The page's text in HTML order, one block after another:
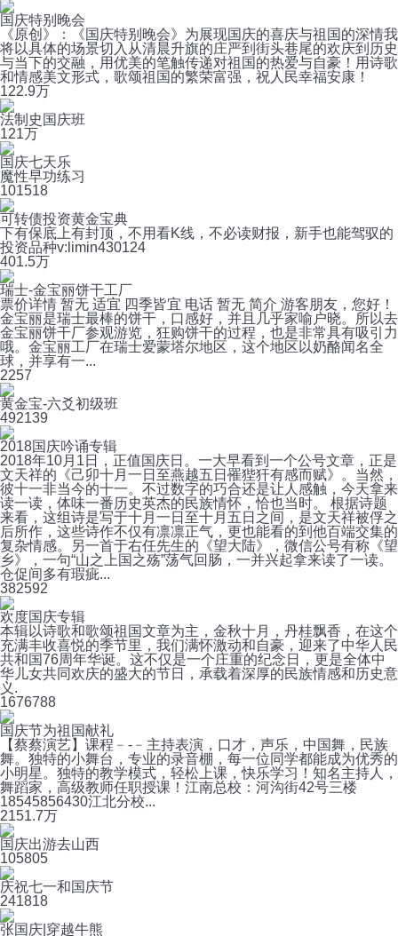
国庆特别晚会
《原创》：《国庆特别晚会》为展现国庆的喜庆与祖国的深情我
将以具体的场景切入从清晨升旗的庄严到街头巷尾的欢庆到历史
与当下的交融，用优美的笔触传递对祖国的热爱与自豪！用诗歌
和情感美文形式，歌颂祖国的繁荣富强，祝人民幸福安康！
122.9万
法制史国庆班
121万
国庆七天乐
魔性早功练习
101518
可转债投资黄金宝典
下有保底上有封顶，不用看K线，不必读财报，新手也能驾驭的
投资品种v:limin430124
401.5万
瑞士-金宝丽饼干工厂
票价详情 暂无 适宜 四季皆宜 电话 暂无 简介 游客朋友，您好！
金宝丽是瑞士最棒的饼干，口感好，并且几乎家喻户晓。所以去
金宝丽饼干厂参观游览，狂购饼干的过程，也是非常具有吸引力
哦。金宝丽工厂在瑞士爱蒙塔尔地区，这个地区以奶酪闻名全
球，并享有一...
2257
黄金宝-六爻初级班
492139
2018国庆吟诵专辑
2018年10月1日，正值国庆日。一大早看到一个公号文章，正是
文天祥的《己卯十月一日至燕越五日罹狴犴有感而赋》。当然，
彼十一非当今的十一。不过数字的巧合还是让人感触，今天拿来
读一读，体味一番历史英杰的民族情怀，恰也当时。 根据诗题
来看，这组诗是写于十月一日至十月五日之间，是文天祥被俘之
后所作，这些诗作不仅有凛凛正气，更也能看的到他百端交集的
复杂情感。另一首于右任先生的《望大陆》，微信公号有称《望
乡》，一句“山之上国之殇”荡气回肠，一并兴起拿来读了一读。
仓促间多有瑕疵...
382592
欢度国庆专辑
本辑以诗歌和歌颂祖国文章为主，金秋十月，丹桂飘香，在这个
充满丰收喜悦的季节里，我们满怀激动和自豪，迎来了中华人民
共和国76周年华诞。这不仅是一个庄重的纪念日，更是全体中
华儿女共同欢庆的盛大的节日，承载着深厚的民族情感和历史意
义.
1676788
国庆节为祖国献礼
【蔡蔡演艺】课程﹣-﹣主持表演，口才，声乐，中国舞，民族
舞。独特的小舞台，专业的录音棚，每一位同学都能成为优秀的
小明星。独特的教学模式，轻松上课，快乐学习！知名主持人，
舞蹈家，高级教师任职授课！江南总校：河沟街42号三楼
18545856430江北分校...
2151.7万
国庆出游去山西
105805
庆祝七一和国庆节
241818
张国庆|穿越牛熊